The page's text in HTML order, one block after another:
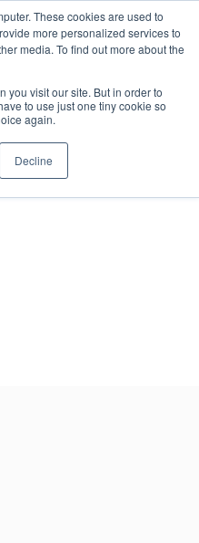
These cookies are used to
more personalized services to
media. To find out more about the
you visit our site. But in order to
to use just one tiny cookie so
again.
Decline
lösningar